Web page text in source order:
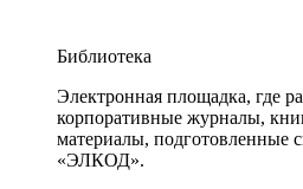
Библиотека
Электронная площадка, где
корпоративные журналы,
материалы, подготовленные
«ЭЛКОД».